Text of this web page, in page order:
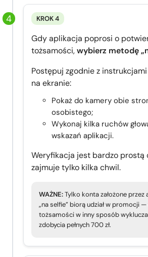
KROK 4
Gdy aplikacja poprosi o
tożsamości,wybierz metodę
Postępuj zgodnie z
na ekranie:
Pokaż do kamery obie
osobistego;
Wykonaj kilka ruchów
wskazań aplikacji.
Weryfikacja jest bardzo prostą
zajmuje tylko kilka chwil.
WAŻNE:Tylko konta założone
„na selfie” biorą udział w promocji
tożsamości w inny sposób
zdobycia pełnych 700 zł.